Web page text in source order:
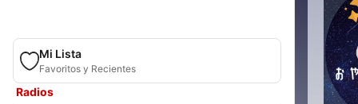
Mi Lista
Favoritos y Recientes
Radios